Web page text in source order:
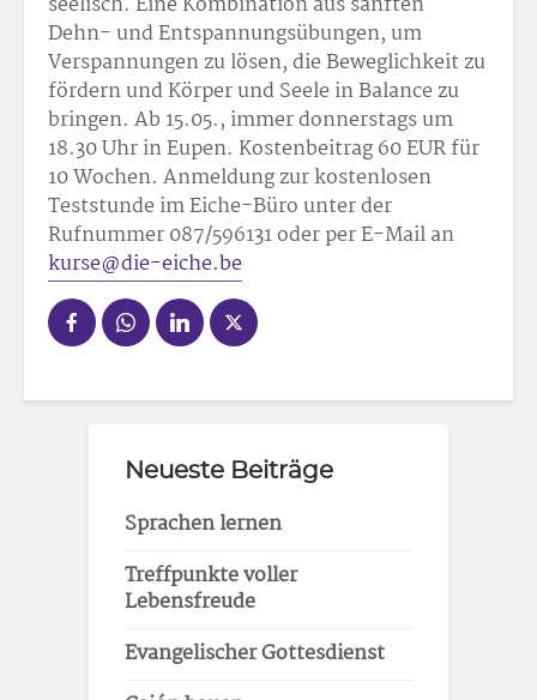
Dehn- und Entspannungsübungen, um
Verspannungen zu lösen, die Beweglichkeit zu
fördern und Körper und Seele in Balance zu
bringen. Ab 15.05., immer donnerstags um
18.30 Uhr in Eupen. Kostenbeitrag 60 EUR für
10 Wochen. Anmeldung zur kostenlosen
Teststunde im Eiche-Büro unter der
Rufnummer 087/596131 oder per E-Mail an
kurse@die-eiche.be
Neueste Beiträge
Sprachen lernen
Treffpunkte voller
Lebensfreude
Evangelischer Gottesdienst